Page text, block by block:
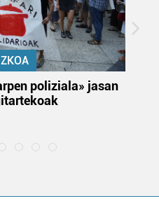
poliziala» jasan